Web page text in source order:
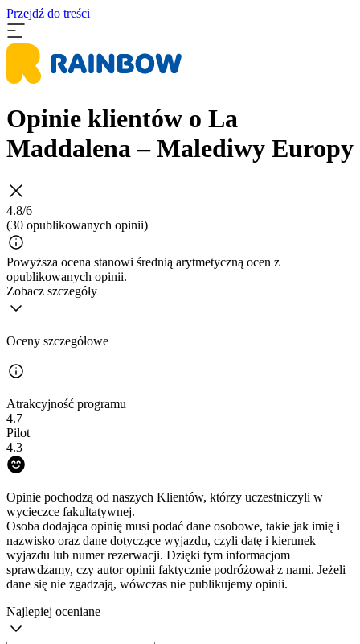
Przejdź do treści
Opinie klientów o La
Maddalena – Malediwy Europy
4.8/6
(30 opublikowanych opinii)
Powyższa ocena stanowi średnią arytmetyczną ocen z
opublikowanych opinii.
Zobacz szczegóły
Oceny szczegółowe
Atrakcyjność programu
4.7
Pilot
4.3
Opinie pochodzą od naszych Klientów, którzy uczestniczyli w
wycieczce fakultatywnej.
Osoba dodająca opinię musi podać dane osobowe, takie jak imię i
nazwisko oraz dane dotyczące wyjazdu, czyli datę i kierunek
wyjazdu lub numer rezerwacji. Dzięki tym informacjom
sprawdzamy, czy autor opinii faktycznie podróżował z nami. Jeżeli
dane się nie zgadzają, wówczas nie publikujemy opinii.
Najlepiej oceniane